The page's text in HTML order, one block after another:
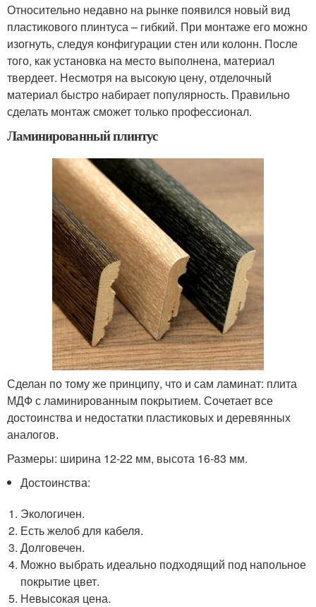
Относительно недавно на рынке появился новый вид
пластикового плинтуса – гибкий. При монтаже его можно
изогнуть, следуя конфигурации стен или колонн. После
того, как установка на место выполнена, материал
твердеет. Несмотря на высокую цену, отделочный
материал быстро набирает популярность. Правильно
сделать монтаж сможет только профессионал.
Ламинированный плинтус
Сделан по тому же принципу, что и сам ламинат: плита
МДФ с ламинированным покрытием. Сочетает все
достоинства и недостатки пластиковых и деревянных
аналогов.
Размеры: ширина 12-22 мм, высота 16-83 мм.
Достоинства:
Экологичен.
Есть желоб для кабеля.
Долговечен.
Можно выбрать идеально подходящий под напольное
покрытие цвет.
Невысокая цена.